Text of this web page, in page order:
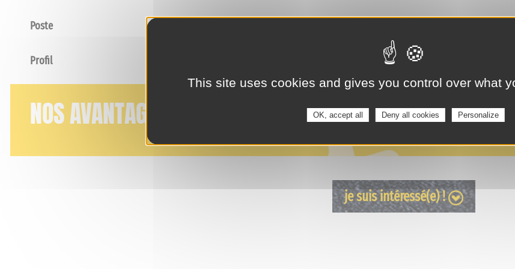
Poste
Profil
NOS AVANTAGES
je suis intéressé(e) !
This site uses cookies and gives you control over what
OK, accept all Deny all cookies Personalize